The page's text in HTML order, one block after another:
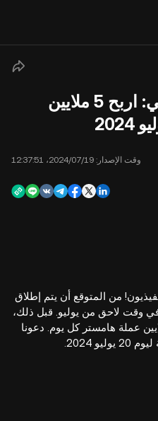
​​كومبات هامستر اليومي: اربح 5 ملايين
وقت الإصدار: 19‏/07‏/2024، 12:37:51
من المتوقع أن يتم إطلاق
وقت لاحق من يوليو. قبل ذلك،
الكومبو اليومي لفتح 5 ملايين عملة هامستر كل يوم. دعونا
2024.